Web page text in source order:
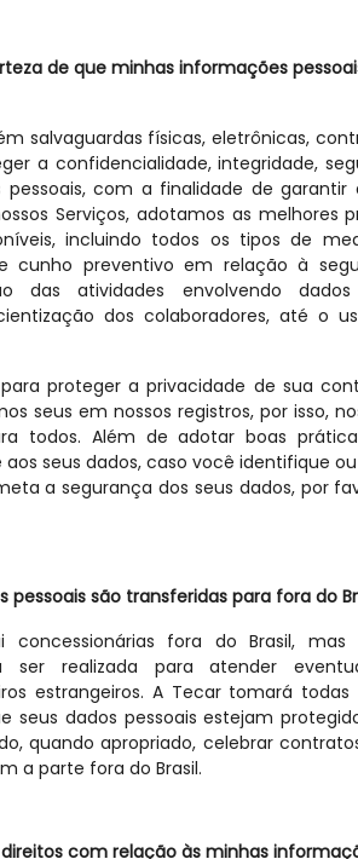
de que minhas informações
salvaguardas físicas, eletrônicas,
a confidencialidade, integridade,
com a finalidade de garantir
Serviços, adotamos as melhores
incluindo todos os tipos de
cunho preventivo em relação à
das atividades envolvendo
dos colaboradores, até o
proteger a privacidade de sua
seus em nossos registros, por isso,
todos. Além de adotar boas
seus dados, caso você identifique
a segurança dos seus dados, por
pessoais são transferidas para fora do
concessionárias fora do Brasil,
ser realizada para atender
estrangeiros. A Tecar tomará
seus dados pessoais estejam
quando apropriado, celebrar
a parte fora do Brasil.
com relação às minhas